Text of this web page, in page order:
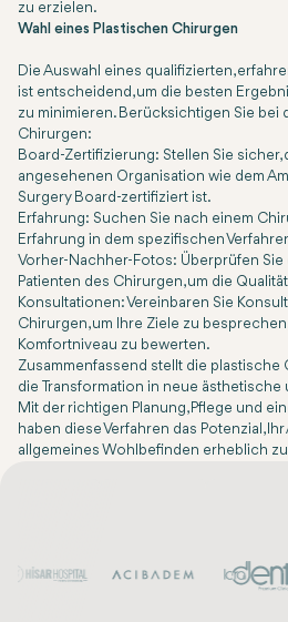
zu erzielen.
Wahl eines Plastischen Chirurgen
Die Auswahl eines qualifizierten,
ist entscheidend, um die besten
zu minimieren. Berücksichtigen Sie bei
Chirurgen:
Board-Zertifizierung: Stellen Sie
angesehenen Organisation wie dem
Surgery Board-zertifiziert ist.
Erfahrung: Suchen Sie nach einem
Erfahrung in dem spezifischen
Vorher-Nachher-Fotos: Überprüfen
Patienten des Chirurgen, um die
Konsultationen: Vereinbaren Sie
Chirurgen, um Ihre Ziele zu
Komfortniveau zu bewerten.
Zusammenfassend stellt die plastische
die Transformation in neue ästhetische
Mit der richtigen Planung, Pflege und
haben diese Verfahren das Potenzial,
allgemeines Wohlbefinden erheblich